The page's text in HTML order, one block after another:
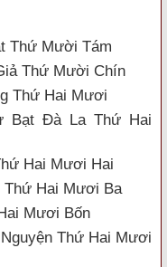
Thứ Mười Tám
Thứ Mười Chín
Thứ Hai Mươi
Bạt Đà La Thứ Hai
Hai Mươi Hai
Thứ Hai Mươi Ba
Mươi Bốn
Thứ Hai Mươi